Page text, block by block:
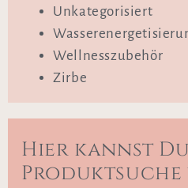
Unkategorisiert
Wellnesszubehör
Zirbe
Hier kannst